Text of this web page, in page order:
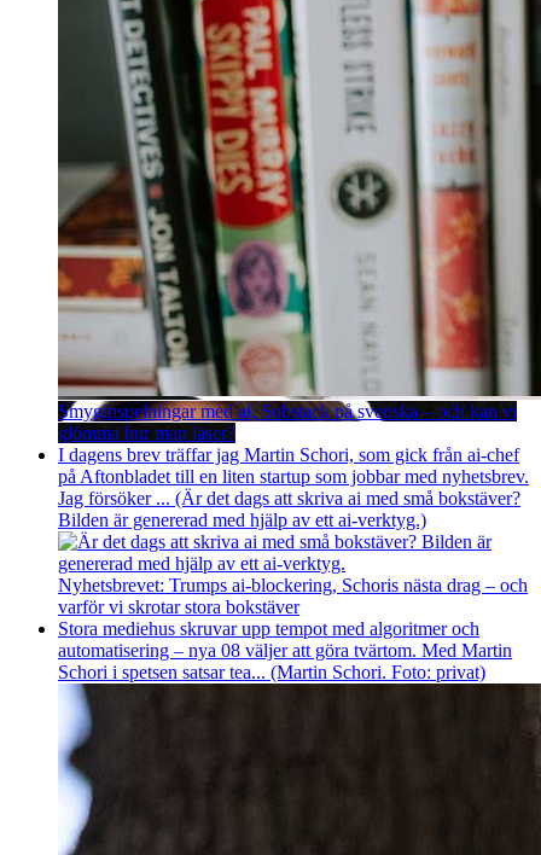
Smyginspelningar med ai, Substack på svenska – och kan vi
glömma hur man läser?
I dagens brev träffar jag Martin Schori, som gick från ai-chef
på Aftonbladet till en liten startup som jobbar med nyhetsbrev.
Jag försöker ... (Är det dags att skriva ai med små bokstäver?
Bilden är genererad med hjälp av ett ai-verktyg.)
Nyhetsbrevet: Trumps ai-blockering, Schoris nästa drag – och
varför vi skrotar stora bokstäver
Stora mediehus skruvar upp tempot med algoritmer och
automatisering – nya 08 väljer att göra tvärtom. Med Martin
Schori i spetsen satsar tea... (Martin Schori. Foto: privat)